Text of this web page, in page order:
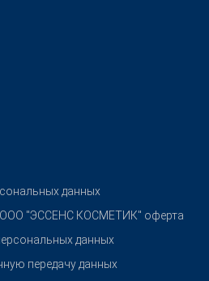
данных
OOO "ЭССЕНС КОСМЕТИК" оферта
данных
передачу данных